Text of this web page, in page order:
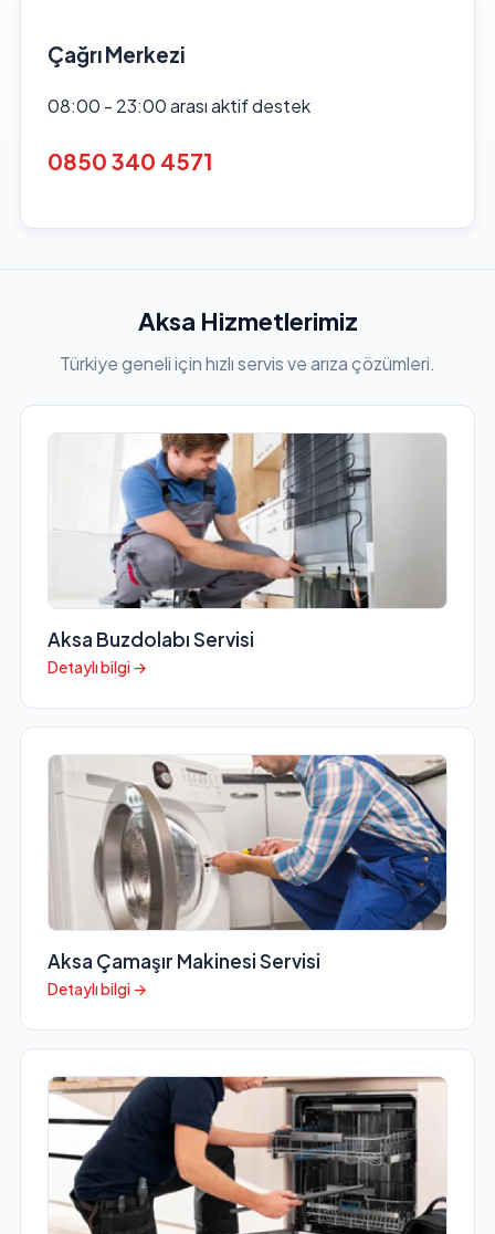
Çağrı Merkezi
08:00 - 23:00 arası aktif destek
0850 340 4571
Aksa Hizmetlerimiz
Türkiye geneli için hızlı servis ve arıza çözümleri.
Aksa Buzdolabı Servisi
Detaylı bilgi →
Aksa Çamaşır Makinesi Servisi
Detaylı bilgi →